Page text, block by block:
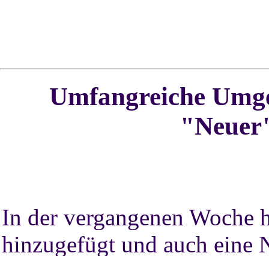
Umfangreiche
In der vergangenen Woche
hinzugefügt und auch eine